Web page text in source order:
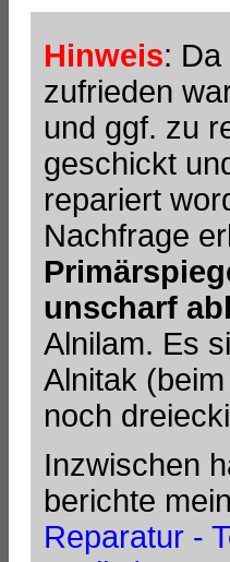
Hinweis:
zufrieden
und ggf. zu
geschickt
repariert
Nachfrage
unscharf
Alnilam. Es
Alnitak
noch
Inzwischen
berichte
Reparatur -